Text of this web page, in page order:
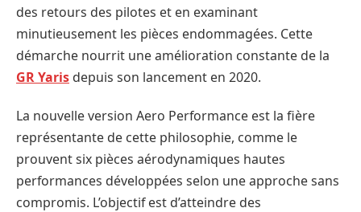
des retours des pilotes et en examinant
minutieusement les pièces endommagées. Cette
démarche nourrit une amélioration constante de la
GR Yaris depuis son lancement en 2020.
La nouvelle version Aero Performance est la fière
représentante de cette philosophie, comme le
prouvent six pièces aérodynamiques hautes
performances développées selon une approche sans
compromis. L’objectif est d’atteindre des